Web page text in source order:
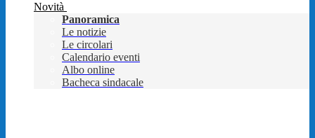
Novità
Panoramica
Le notizie
Le circolari
Calendario eventi
Albo online
Bacheca sindacale